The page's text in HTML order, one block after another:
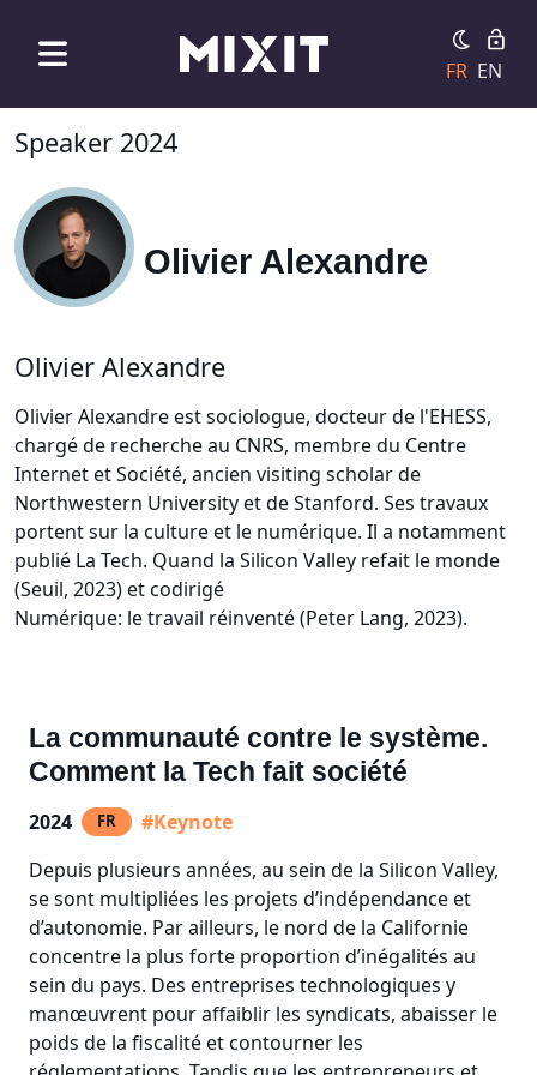
FR EN
Speaker 2024
Olivier Alexandre
Olivier Alexandre
Olivier Alexandre est sociologue, docteur de l'EHESS,
chargé de recherche au CNRS, membre du Centre
Internet et Société, ancien visiting scholar de
Northwestern University et de Stanford. Ses travaux
portent sur la culture et le numérique. Il a notamment
publié La Tech. Quand la Silicon Valley refait le monde
(Seuil, 2023) et codirigé
Numérique: le travail réinventé (Peter Lang, 2023).
La communauté contre le système.
Comment la Tech fait société
2024 FR
#Keynote
Depuis plusieurs années, au sein de la Silicon Valley,
se sont multipliées les projets d’indépendance et
d’autonomie. Par ailleurs, le nord de la Californie
concentre la plus forte proportion d’inégalités au
sein du pays. Des entreprises technologiques y
manœuvrent pour affaiblir les syndicats, abaisser le
poids de la fiscalité et contourner les